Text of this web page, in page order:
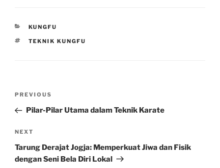
CATEGORIES
KUNGFU
TAGS
TEKNIK KUNGFU
Previous
Post
PREVIOUS
Pilar-Pilar Utama dalam Teknik Karate
Next
Post
NEXT
Tarung Derajat Jogja: Memperkuat Jiwa dan Fisik
dengan Seni Bela Diri Lokal